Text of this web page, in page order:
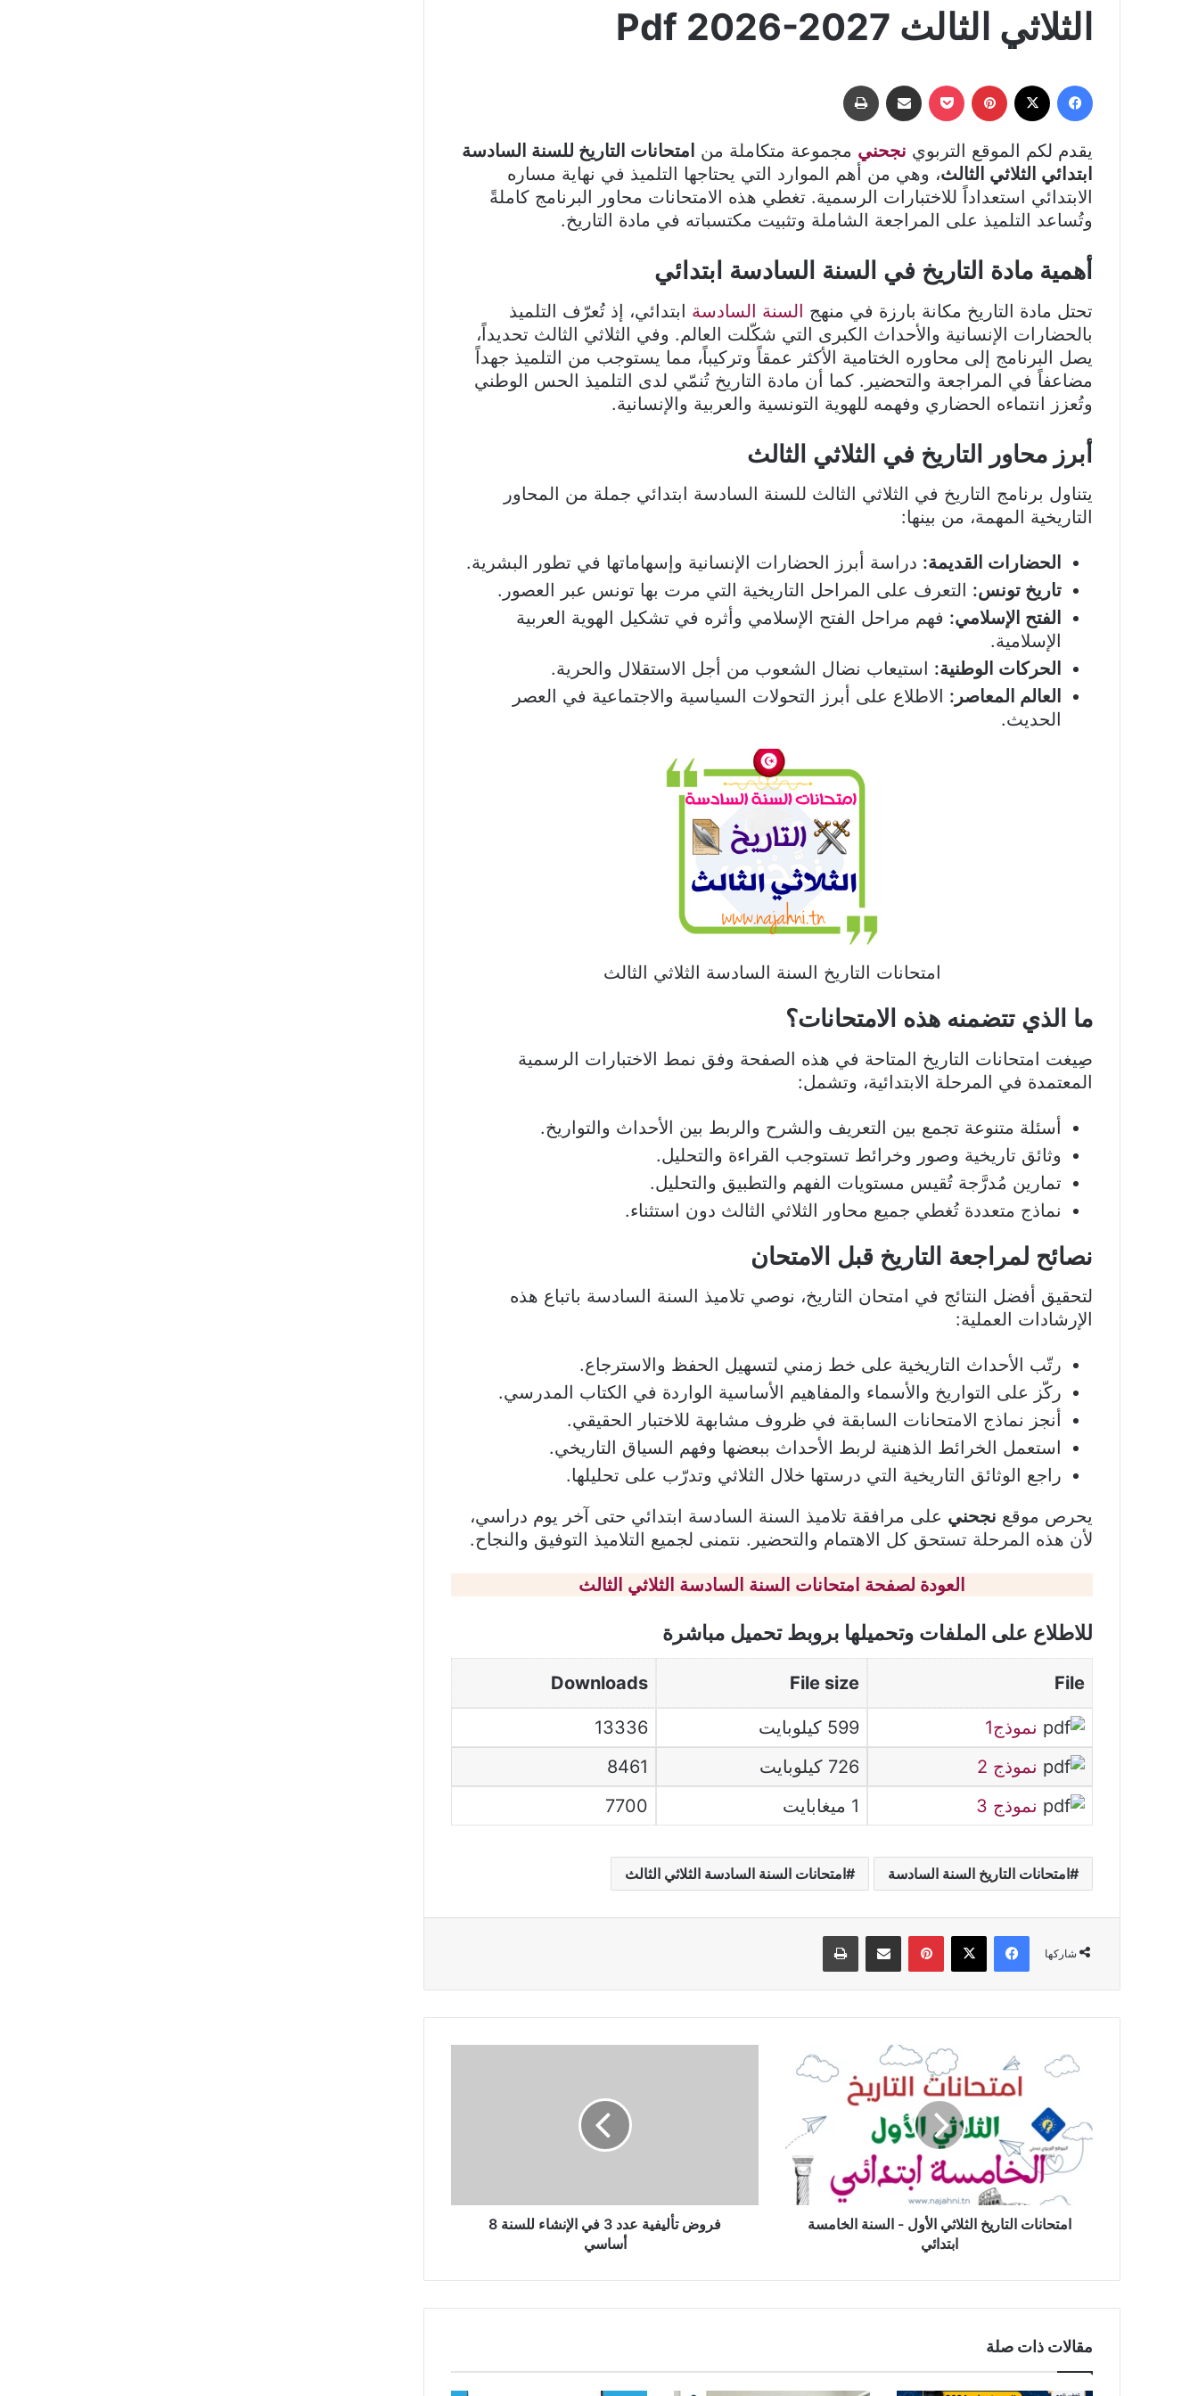
الثلاثي الثالث Pdf 2026-2027
فيسبوك بينتيريست ‫Pocket مشاركة عبر البريد
يقدم لكم الموقع التربوي نجحني مجموعة متكاملة من امتحانات التاريخ للسنة السادسة
ابتدائي الثلاثي الثالث، وهي من أهم الموارد التي يحتاجها التلميذ في نهاية مساره
الابتدائي استعداداً للاختبارات الرسمية. تغطي هذه الامتحانات محاور البرنامج كاملةً
وتُساعد التلميذ على المراجعة الشاملة وتثبيت مكتسباته في مادة التاريخ.
أهمية مادة التاريخ في السنة السادسة ابتدائي
تحتل مادة التاريخ مكانة بارزة في منهج السنة السادسة ابتدائي، إذ تُعرّف التلميذ
بالحضارات الإنسانية والأحداث الكبرى التي شكّلت العالم. وفي الثلاثي الثالث تحديداً،
يصل البرنامج إلى محاوره الختامية الأكثر عمقاً وتركيباً، مما يستوجب من التلميذ جهداً
مضاعفاً في المراجعة والتحضير. كما أن مادة التاريخ تُنمّي لدى التلميذ الحس الوطني
وتُعزز انتماءه الحضاري وفهمه للهوية التونسية والعربية والإنسانية.
أبرز محاور التاريخ في الثلاثي الثالث
يتناول برنامج التاريخ في الثلاثي الثالث للسنة السادسة ابتدائي جملة من المحاور
التاريخية المهمة، من بينها:
الحضارات القديمة: دراسة أبرز الحضارات الإنسانية وإسهاماتها في تطور البشرية.
تاريخ تونس: التعرف على المراحل التاريخية التي مرت بها تونس عبر العصور.
الفتح الإسلامي: فهم مراحل الفتح الإسلامي وأثره في تشكيل الهوية العربية
الإسلامية.
الحركات الوطنية: استيعاب نضال الشعوب من أجل الاستقلال والحرية.
العالم المعاصر: الاطلاع على أبرز التحولات السياسية والاجتماعية في العصر
الحديث.
امتحانات التاريخ السنة السادسة الثلاثي الثالث
ما الذي تتضمنه هذه الامتحانات؟
صِيغت امتحانات التاريخ المتاحة في هذه الصفحة وفق نمط الاختبارات الرسمية
المعتمدة في المرحلة الابتدائية، وتشمل:
أسئلة متنوعة تجمع بين التعريف والشرح والربط بين الأحداث والتواريخ.
وثائق تاريخية وصور وخرائط تستوجب القراءة والتحليل.
تمارين مُدرَّجة تُقيس مستويات الفهم والتطبيق والتحليل.
نماذج متعددة تُغطي جميع محاور الثلاثي الثالث دون استثناء.
نصائح لمراجعة التاريخ قبل الامتحان
لتحقيق أفضل النتائج في امتحان التاريخ، نوصي تلاميذ السنة السادسة باتباع هذه
الإرشادات العملية:
رتّب الأحداث التاريخية على خط زمني لتسهيل الحفظ والاسترجاع.
ركّز على التواريخ والأسماء والمفاهيم الأساسية الواردة في الكتاب المدرسي.
أنجز نماذج الامتحانات السابقة في ظروف مشابهة للاختبار الحقيقي.
استعمل الخرائط الذهنية لربط الأحداث ببعضها وفهم السياق التاريخي.
راجع الوثائق التاريخية التي درستها خلال الثلاثي وتدرّب على تحليلها.
يحرص موقع نجحني على مرافقة تلاميذ السنة السادسة ابتدائي حتى آخر يوم دراسي،
لأن هذه المرحلة تستحق كل الاهتمام والتحضير. نتمنى لجميع التلاميذ التوفيق والنجاح.
العودة لصفحة امتحانات السنة السادسة الثلاثي الثالث
للاطلاع على الملفات وتحميلها بروبط تحميل مباشرة
File
File size
Downloads
نموذج1 599 كيلوبايت
13336
نموذج 2
726 كيلوبايت
8461
نموذج 3
1 ميغابايت 7700
امتحانات التاريخ السنة السادسة امتحانات السنة السادسة الثلاثي الثالث
شاركها
فيسبوك ‫X بينتيريستمشاركة عبر البريد طباعة
امتحانات
التاريخ
-
السنة
الخامسة
امتحانات التاريخ الثلاثي الأول - السنة الخامسة
ابتدائي
أساسي
فروض تأليفية عدد 3 في الإنشاء للسنة 8
أساسي
مقالات ذات صلة